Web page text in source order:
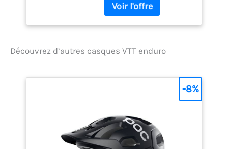
facile à manipuler
Technologie Turbine 360
offrant une réduction des
des forces rotationnelles
de 40% Technologie EPS et
absorbtion des chocs
Ventilation via 18 canaux
Découvrez d’autres casques VTT enduro
-8%